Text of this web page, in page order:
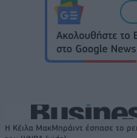
Η Κέιλα ΜακΜπράιντ έσπασε το